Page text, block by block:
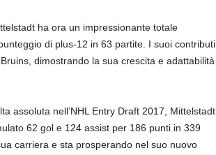
ha ora un impressionante totale
di plus-12 in 63 partite. I suoi contributi
dimostrando la sua crescita e adattabilità
assoluta nell’NHL Entry Draft 2017, Mittelstadt
62 gol e 124 assist per 186 punti in 339
carriera e sta prosperando nel suo nuovo